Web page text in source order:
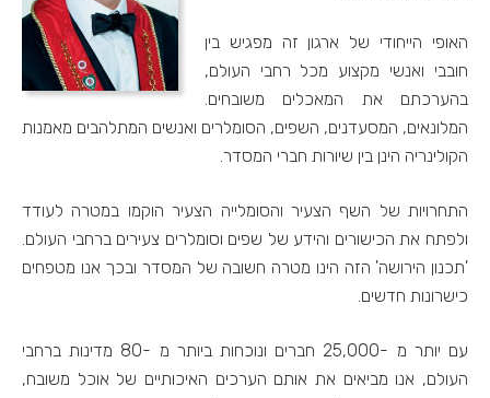
האופי הייחודי של ארגון זה מפגיש בין
חובבי ואנשי מקצוע מכל רחבי העולם,
בהערכתם את המאכלים משובחים.
המלונאים, המסעדנים, השפים, הסומלרים ואנשים המתלהבים מאמנות
הקולינריה הינן בין שיורות חברי המסדר.
התחרויות של השף הצעיר והסומלייה הצעיר הוקמו במטרה לעודד
ולפתח את הכישורים והידע של שפים וסומלרים צעירים ברחבי העולם.
'תכנון הירושה' הזה הינו מטרה חשובה של המסדר ובכך אנו מטפחים
כישרונות חדשים.
עם יותר מ -25,000 חברים ונוכחות ביותר מ -80 מדינות ברחבי
העולם, אנו מביאים את אותם הערכים האיכותיים של אוכל משובח,